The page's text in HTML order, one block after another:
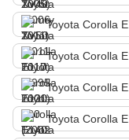
Toyota Corolla
Toyota Corolla
Toyota Corolla
Toyota Corolla